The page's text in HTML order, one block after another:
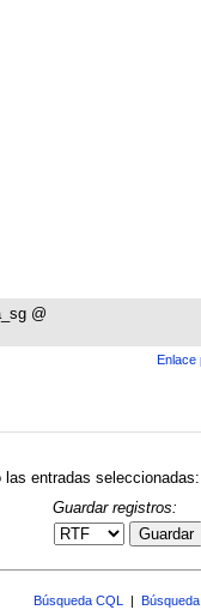
@
Enlace
las entradas seleccionadas:
Guardar registros:
Guardar
Búsqueda CQL